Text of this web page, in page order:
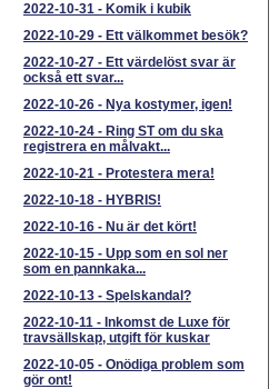
2022-10-31 - Komik i kubik
2022-10-29 - Ett välkommet besök?
2022-10-27 - Ett värdelöst svar är
också ett svar...
2022-10-26 - Nya kostymer, igen!
2022-10-24 - Ring ST om du ska
registrera en målvakt...
2022-10-21 - Protestera mera!
2022-10-18 - HYBRIS!
2022-10-16 - Nu är det kört!
2022-10-15 - Upp som en sol ner
som en pannkaka...
2022-10-13 - Spelskandal?
2022-10-11 - Inkomst de Luxe för
travsällskap, utgift för kuskar
2022-10-05 - Onödiga problem som
gör ont!